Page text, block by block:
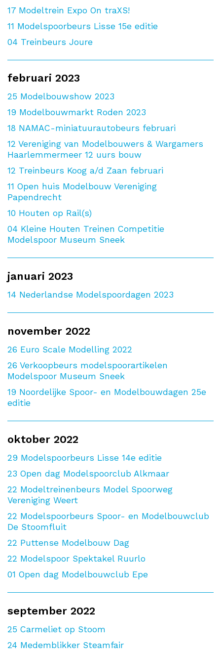
17 Modeltrein Expo On traXS!
11 Modelspoorbeurs Lisse 15e editie
04 Treinbeurs Joure
februari 2023
25 Modelbouwshow 2023
19 Modelbouwmarkt Roden 2023
18 NAMAC-miniatuurautobeurs februari
12 Vereniging van Modelbouwers & Wargamers
Haarlemmermeer 12 uurs bouw
12 Treinbeurs Koog a/d Zaan februari
11 Open huis Modelbouw Vereniging
Papendrecht
10 Houten op Rail(s)
04 Kleine Houten Treinen Competitie
Modelspoor Museum Sneek
januari 2023
14 Nederlandse Modelspoordagen 2023
november 2022
26 Euro Scale Modelling 2022
26 Verkoopbeurs modelspoorartikelen
Modelspoor Museum Sneek
19 Noordelijke Spoor- en Modelbouwdagen 25e
editie
oktober 2022
29 Modelspoorbeurs Lisse 14e editie
23 Open dag Modelspoorclub Alkmaar
22 Modeltreinenbeurs Model Spoorweg
Vereniging Weert
22 Modelspoorbeurs Spoor- en Modelbouwclub
De Stoomfluit
22 Puttense Modelbouw Dag
22 Modelspoor Spektakel Ruurlo
01 Open dag Modelbouwclub Epe
september 2022
25 Carmeliet op Stoom
24 Medemblikker Steamfair